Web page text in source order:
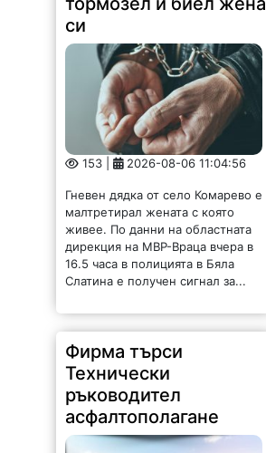
си
153 | 2026-08-06 11:04:56
Гневен дядка от село Комарево е
малтретирал жената с която
живее. По данни на областната
дирекция на МВР-Враца вчера в
16.5 часа в полицията в Бяла
Слатина е получен сигнал за...
Фирма търси
Технически
ръководител
асфалтополагане